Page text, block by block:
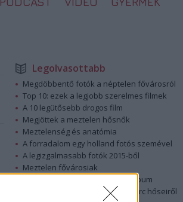
Legolvasottabb
Megdöbbentő fotók a néptelen fővárosról
Top 10: ezek a legjobb szerelmes filmek
A 10 legütősebb drogos film
Megjöttek a meztelen hősnők
Meztelenség és anatómia
A forradalom egy holland fotós szemével
A legizgalmasabb fotók 2015-ből
Meztelen fővárosiak
Készülőben a nagy meztelen album
Nézd meg a 48-as szabadságharc hőseiről